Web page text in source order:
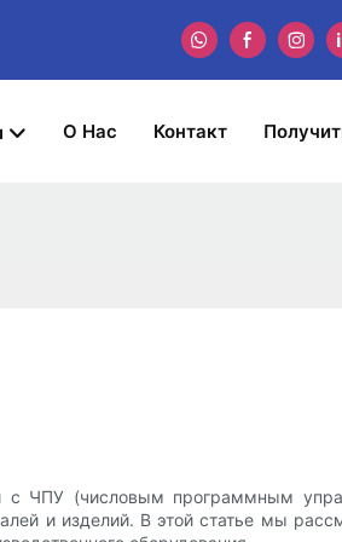
О Нас Контакт
с ЧПУ (числовым программным
и изделий. В этой статье мы